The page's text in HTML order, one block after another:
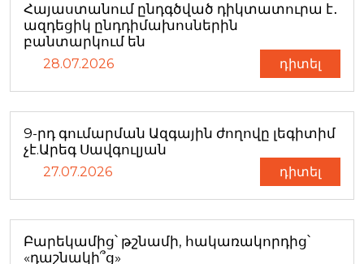
Հայաստանում ընդգծված դիկտատուրա է․
ազդեցիկ ընդդիմախոսներին
բանտարկում են
28.07.2026 դիտել
9-րդ գումարման Ազգային ժողովը լեգիտիմ
չէ.Արեգ Սավգուլյան
27.07.2026 դիտել
Բարեկամից՝ թշնամի, հակառակորդից՝
«դաշնակի՞ց»